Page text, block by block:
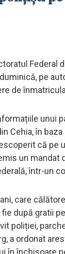
Federal
pe
de
unui
Cehia, în baza
că pe
un mandat
într-un
care
fie după gratii
poliției,
a ordonat
în închisoare